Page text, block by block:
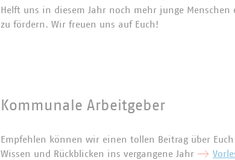
Helft uns in diesem Jahr noch mehr junge
zu fördern. Wir freuen uns auf Euch!
Kommunale Arbeitgeber
Empfehlen können wir einen tollen Beitrag über
Wissen und Rückblicken ins vergangene Jahr